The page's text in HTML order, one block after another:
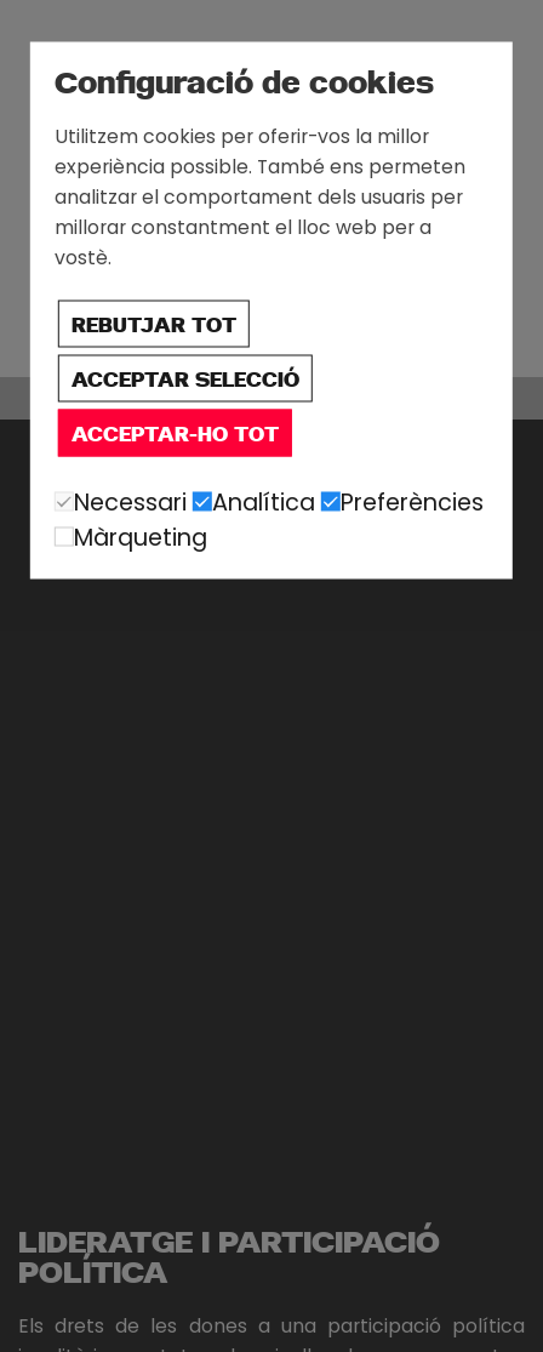
LIDERATGE I PARTICIPACIÓ
POLÍTICA
Els drets de les dones a una participació política
Configuració de cookies
Utilitzem cookies per oferir-vos la millor
experiència possible. També ens permeten
analitzar el comportament dels usuaris per
millorar constantment el lloc web per a
vostè.
REBUTJAR TOT
ACCEPTAR SELECCIÓ
ACCEPTAR-HO TOT
Necessari Analítica
Preferències
Màrqueting